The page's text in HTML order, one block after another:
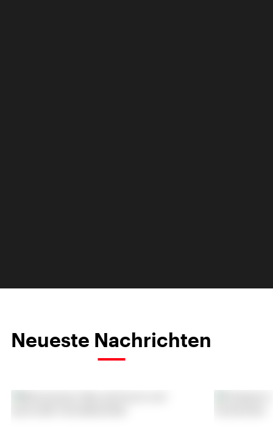
Neueste Nachrichten